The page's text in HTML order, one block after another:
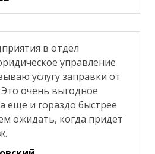
в отдел
управление
услугу заправки от
очень выгодное
еще и гораздо быстрее
ожидать, когда придет